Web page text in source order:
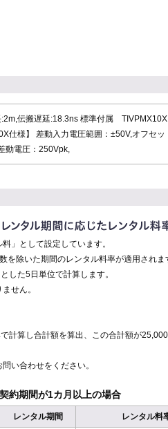
:2m,伝搬遅延:18.3ns 標準付属
仕様】 差動入力電圧範囲：±50V,オフセッ
動電圧：250Vpk,
」として設定しています。
除いた期間のレンタル料率が適用されま
した5日単位で計算します。
せん。
計算し合計額を算出、この合計額が
い合わせをください。
契約期間が1カ月以上の場合
レンタル期間 レンタル料